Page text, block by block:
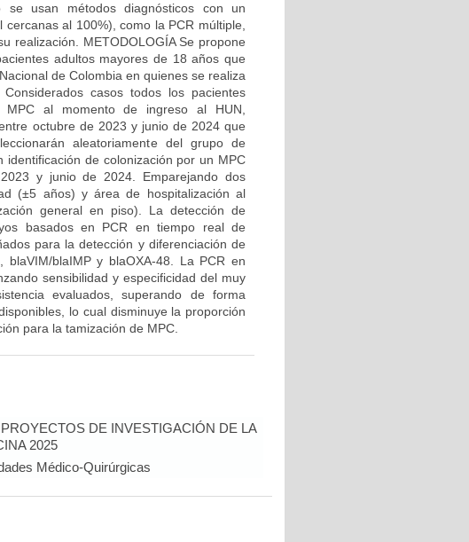
se usan métodos diagnósticos con un
al 100%), como la PCR múltiple,
realización. METODOLOGÍA Se propone
adultos mayores de 18 años que
de Colombia en quienes se realiza
casos todos los pacientes
al momento de ingreso al HUN,
octubre de 2023 y junio de 2024 que
aleatoriamente del grupo de
de colonización por un MPC
y junio de 2024. Emparejando dos
(±5 años) y área de hospitalización al
general en piso). La detección de
basados en PCR en tiempo real de
para la detección y diferenciación de
blaVIM/blaIMP y blaOXA-48. La PCR en
sensibilidad y especificidad del muy
evaluados, superando de forma
lo cual disminuye la proporción
para la tamización de MPC.
DE INVESTIGACIÓN DE LA
2025
Médico-Quirúrgicas